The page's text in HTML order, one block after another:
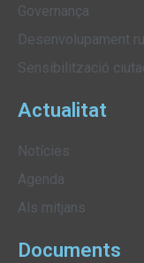
Governança
Desenvolupament
Sensibilització
Actualitat
Notícies
Agenda
Als mitjans
Documents